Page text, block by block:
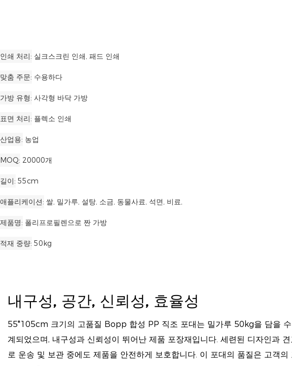
인쇄 처리 실크스크린 인쇄, 패드 인쇄
맞춤 주문 수용하다
가방 유형 사각형 바닥 가방
표면 처리 플렉소 인쇄
산업용 농업
MOQ 20000개
길이 55cm
애플리케이션 쌀, 밀가루, 설탕, 소금, 동물사료, 석면, 비료,
제품명 폴리프로필렌으로 짠 가방
적재 중량 50kg
내구성, 공간, 신뢰성, 효율성
55*105cm 크기의 고품질 Bopp 합성 PP 직조 포대는 밀가루 50kg을 담을 수
계되었으며, 내구성과 신뢰성이 뛰어난 제품 포장재입니다. 세련된 디자인과
로 운송 및 보관 중에도 제품을 안전하게 보호합니다. 이 포대의 품질은 고객의